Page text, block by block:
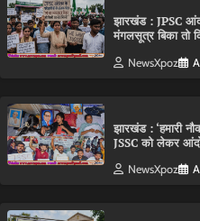
झारखंड : JPSC
मंगलसूत्र बिका तो
NewsXpoz
झारखंड : ‘हमारी
JSSC को लेकर
NewsXpoz